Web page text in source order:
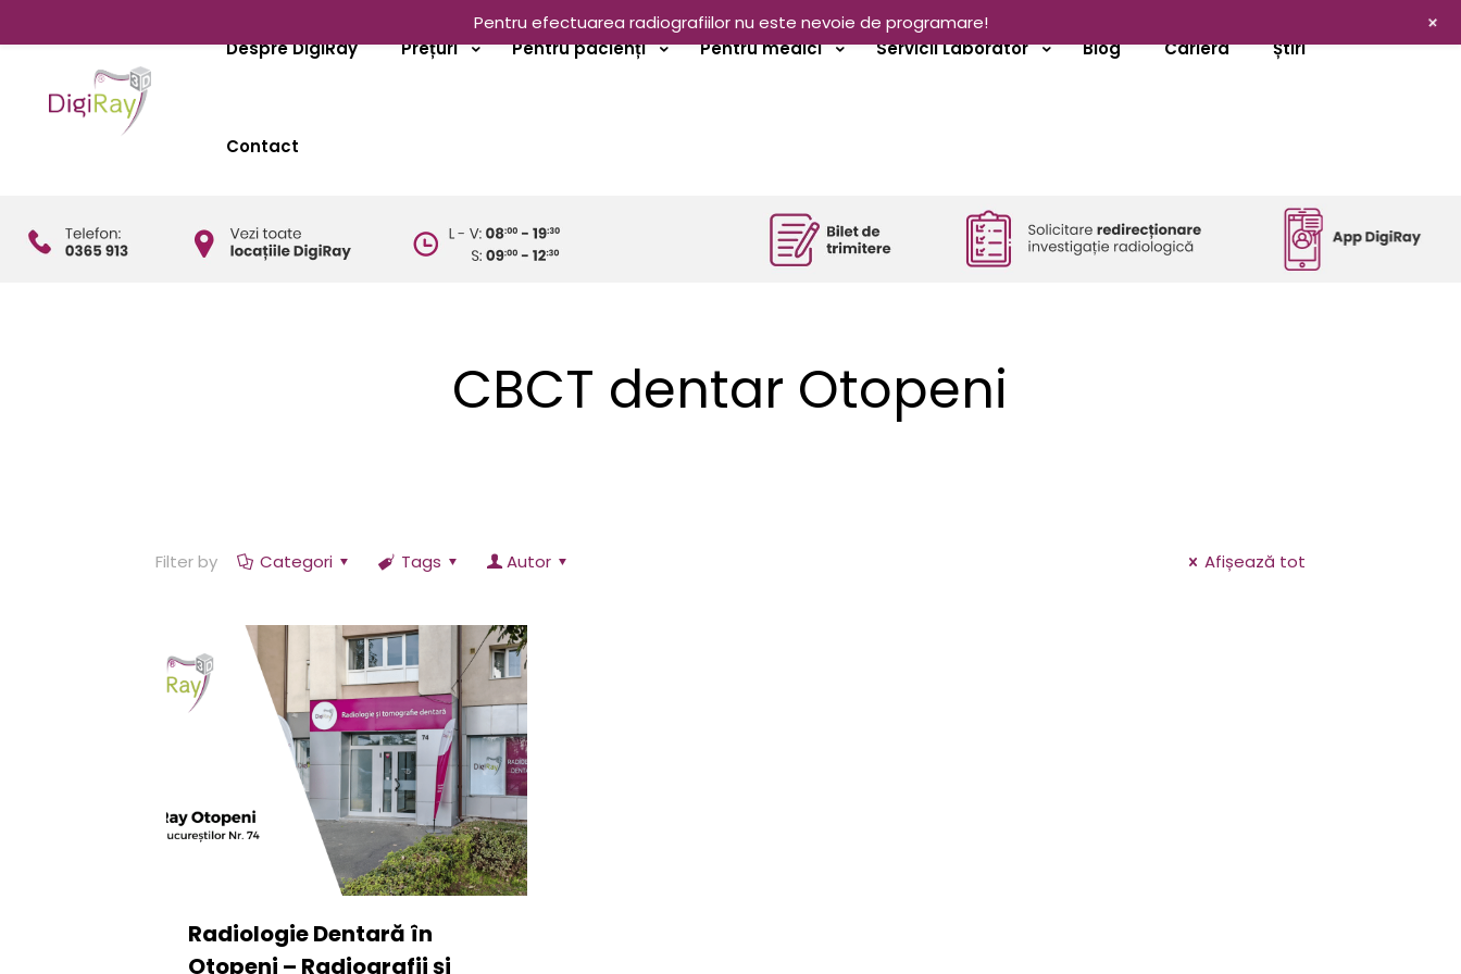
Despre DigiRay Prețuri Pentru pacienți Pentru medici Servicii Laborator Blog Cariera Știri
Contact
CBCT dentar Otopeni
Filter by Categori Tags Autor Afișează tot
Radiologie Dentară în
Otopeni – Radiografii și
Pentru efectuarea radiografiilor nu este nevoie de programare! +